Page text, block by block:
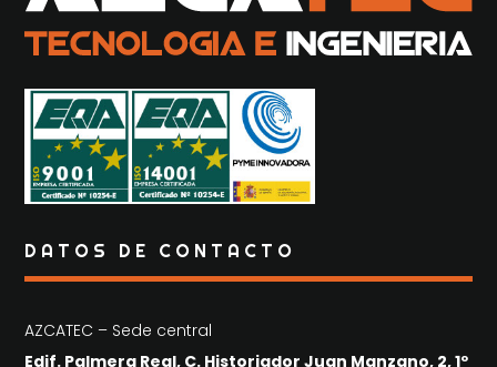
DATOS DE CONTACTO
AZCATEC – Sede central
Edif. Palmera Real, C. Historiador Juan Manzano, 2, 1º